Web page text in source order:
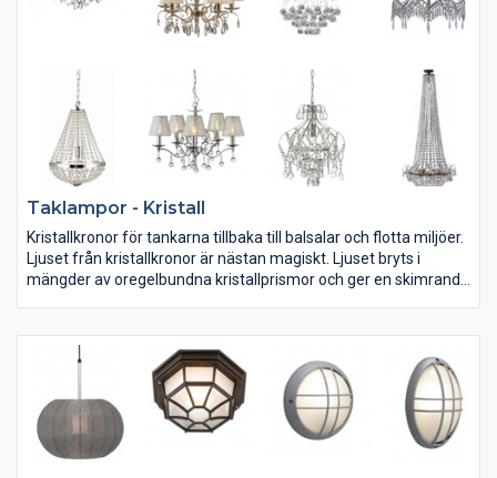
Taklampor - Kristall
Kristallkronor för tankarna tillbaka till balsalar och flotta miljöer.
Ljuset från kristallkronor är nästan magiskt. Ljuset bryts i
mängder av oregelbundna kristallprismor och ger en skimrande
blir mysfaktorn stor.